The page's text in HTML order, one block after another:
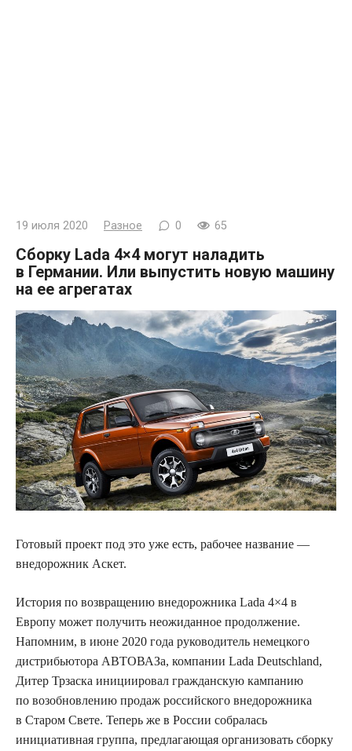
19 июля 2020 Разное 0 65
Сборку Lada 4×4 могут наладить
в Германии. Или выпустить новую машину
на ее агрегатах
Готовый проект под это уже есть, рабочее название —
внедорожник Аскет.
История по возвращению внедорожника Lada 4×4 в
Европу может получить неожиданное продолжение.
Напомним, в июне 2020 года руководитель немецкого
дистрибьютора АВТОВАЗа, компании Lada Deutschland,
Дитер Трзаска инициировал гражданскую кампанию
по возобновлению продаж российского внедорожника
в Старом Свете. Теперь же в России собралась
инициативная группа, предлагающая организовать сборку